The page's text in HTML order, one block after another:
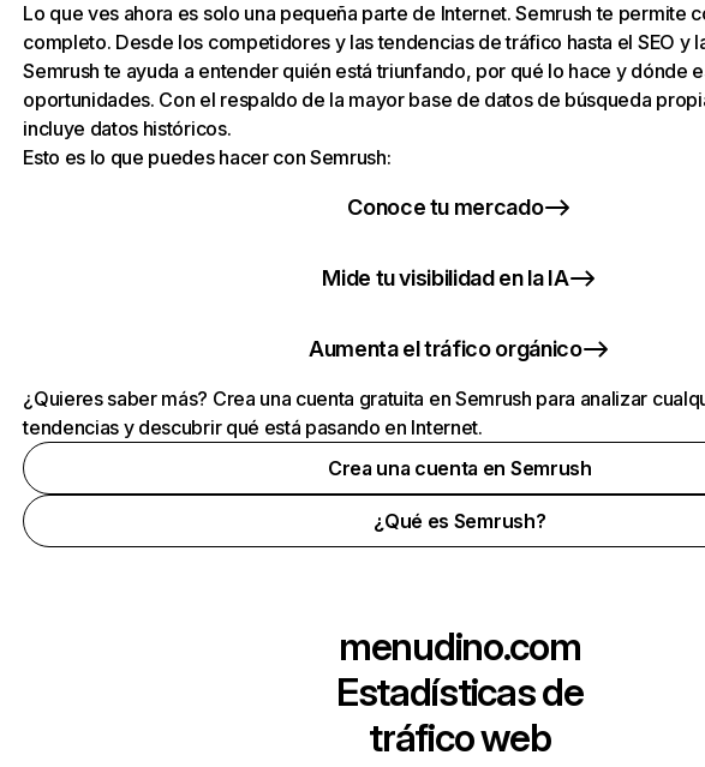
Lo que ves ahora es solo una pequeña parte de Internet. Semrush te permite
completo. Desde los competidores y las tendencias de tráfico hasta el SEO y
Semrush te ayuda a entender quién está triunfando, por qué lo hace y dónde
oportunidades. Con el respaldo de la mayor base de datos de búsqueda
incluye datos históricos.
Esto es lo que puedes hacer con Semrush:
Conoce tu mercado
Mide tu visibilidad en la IA
Aumenta el tráfico orgánico
¿Quieres saber más? Crea una cuenta gratuita en Semrush para analizar
tendencias y descubrir qué está pasando en Internet.
Crea una cuenta en Semrush
¿Qué es Semrush?
menudino.com
Estadísticas de
tráfico web